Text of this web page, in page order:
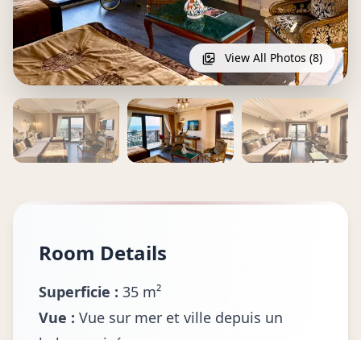
View All Photos (8)
Room Details
Superficie : 35 m²
Vue : Vue sur mer et ville depuis un